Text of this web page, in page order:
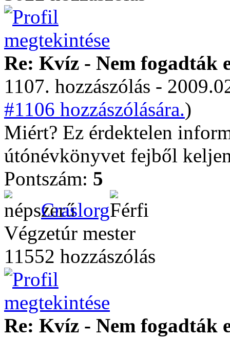
Re: Kvíz - Nem fogadták
1107. hozzászólás -
#1106 hozzászólására.)
Miért? Ez érdektelen
útónévkönyvet fejből
Pontszám: 5
Craslorg
Végzetúr mester
11552 hozzászólás
Re: Kvíz - Nem fogadták